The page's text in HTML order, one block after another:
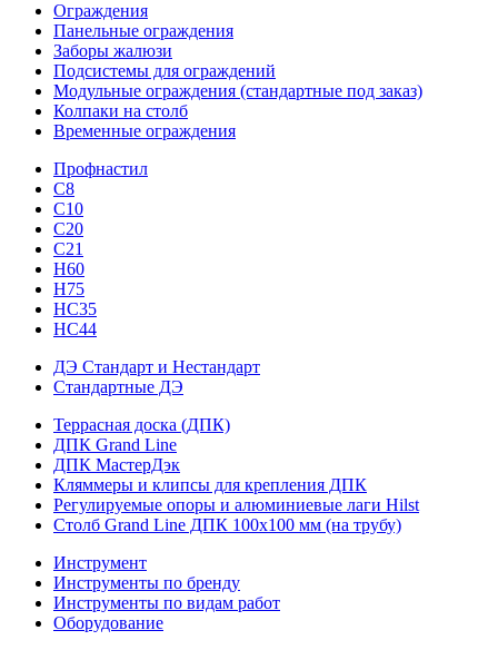
Ограждения
Панельные ограждения
Заборы жалюзи
Подсистемы для ограждений
Модульные ограждения (стандартные под заказ)
Колпаки на столб
Временные ограждения
Профнастил
С8
С10
С20
С21
H60
H75
HС35
НС44
ДЭ Стандарт и Нестандарт
Стандартные ДЭ
Террасная доска (ДПК)
ДПК Grand Line
ДПК МастерДэк
Кляммеры и клипсы для крепления ДПК
Регулируемые опоры и алюминиевые лаги Hilst
Столб Grand Line ДПК 100х100 мм (на трубу)
Инструмент
Инструменты по бренду
Инструменты по видам работ
Оборудование